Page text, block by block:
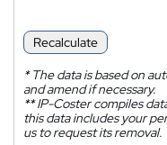
Recalculate
*The data is based on
and amend if necessary.
**IP-Coster compiles
this data includes your
us to request its removal.